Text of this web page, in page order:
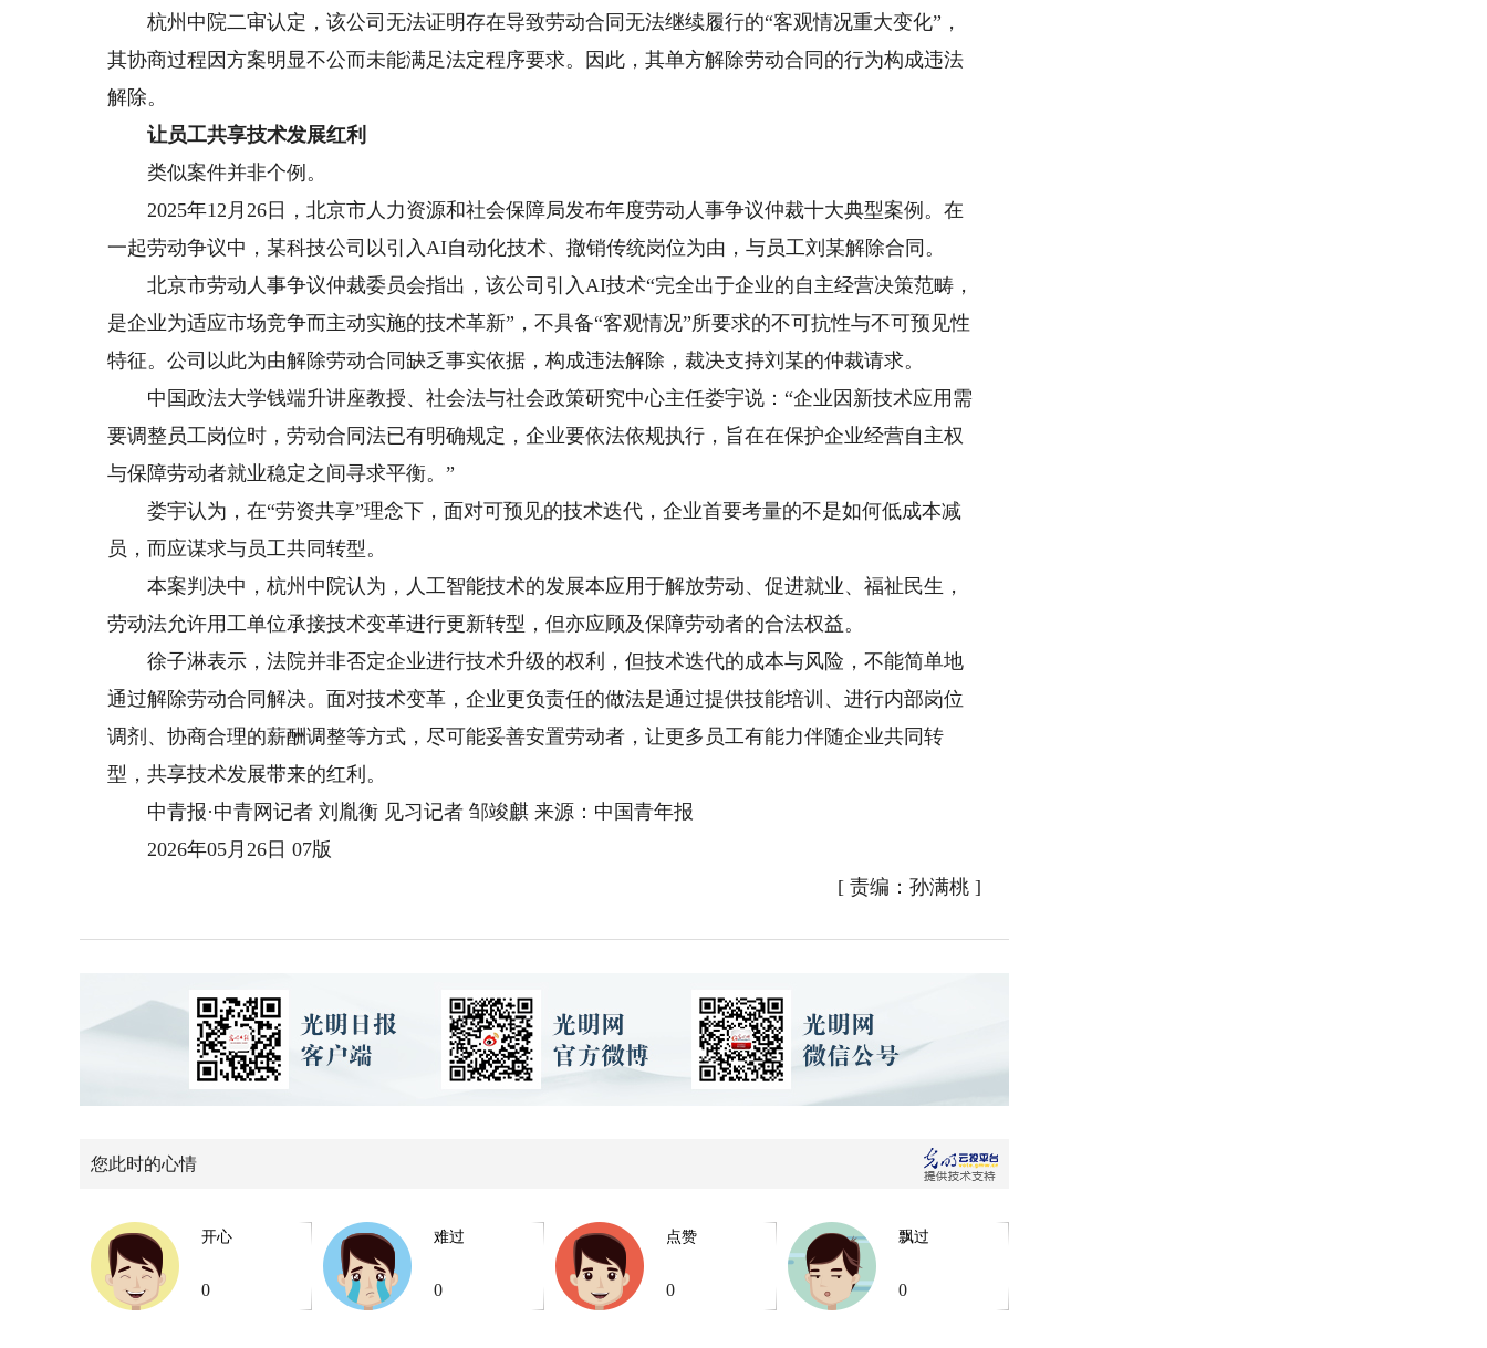
杭州中院二审认定，该公司无法证明存在导致劳动合同无法继续履行的“客观情况重大变化”，
其协商过程因方案明显不公而未能满足法定程序要求。因此，其单方解除劳动合同的行为构成违法
解除。
让员工共享技术发展红利
类似案件并非个例。
2025年12月26日，北京市人力资源和社会保障局发布年度劳动人事争议仲裁十大典型案例。在
一起劳动争议中，某科技公司以引入AI自动化技术、撤销传统岗位为由，与员工刘某解除合同。
北京市劳动人事争议仲裁委员会指出，该公司引入AI技术“完全出于企业的自主经营决策范畴，
是企业为适应市场竞争而主动实施的技术革新”，不具备“客观情况”所要求的不可抗性与不可预见性
特征。公司以此为由解除劳动合同缺乏事实依据，构成违法解除，裁决支持刘某的仲裁请求。
中国政法大学钱端升讲座教授、社会法与社会政策研究中心主任娄宇说：“企业因新技术应用需
要调整员工岗位时，劳动合同法已有明确规定，企业要依法依规执行，旨在在保护企业经营自主权
与保障劳动者就业稳定之间寻求平衡。”
娄宇认为，在“劳资共享”理念下，面对可预见的技术迭代，企业首要考量的不是如何低成本减
员，而应谋求与员工共同转型。
本案判决中，杭州中院认为，人工智能技术的发展本应用于解放劳动、促进就业、福祉民生，
劳动法允许用工单位承接技术变革进行更新转型，但亦应顾及保障劳动者的合法权益。
徐子淋表示，法院并非否定企业进行技术升级的权利，但技术迭代的成本与风险，不能简单地
通过解除劳动合同解决。面对技术变革，企业更负责任的做法是通过提供技能培训、进行内部岗位
调剂、协商合理的薪酬调整等方式，尽可能妥善安置劳动者，让更多员工有能力伴随企业共同转
型，共享技术发展带来的红利。
中青报·中青网记者 刘胤衡 见习记者 邹竣麒 来源：中国青年报
2026年05月26日 07版
[ 责编：孙满桃 ]
您此时的心情
开心
0
难过
0
点赞
0
飘过
0